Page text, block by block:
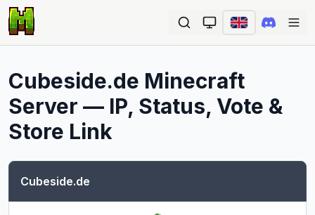
Cubeside.de Minecraft
Server — IP, Status, Vote &
Store Link
Cubeside.de